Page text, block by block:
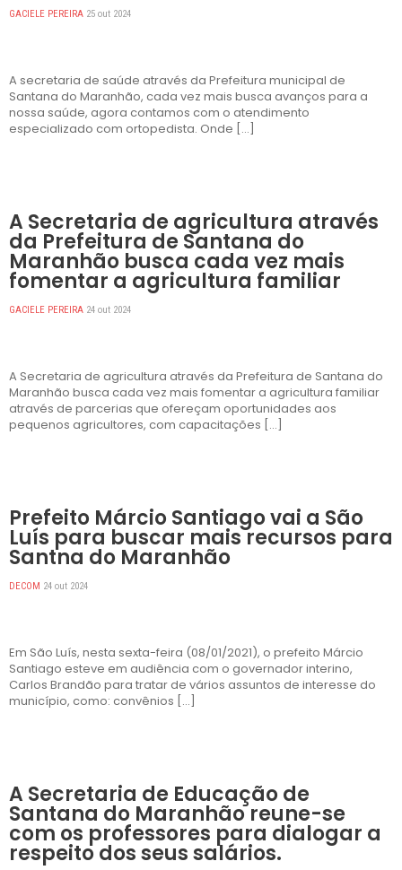
GACIELE PEREIRA 25 out 2024
A secretaria de saúde através da Prefeitura municipal de
Santana do Maranhão, cada vez mais busca avanços para a
nossa saúde, agora contamos com o atendimento
especializado com ortopedista. Onde […]
A Secretaria de agricultura através
da Prefeitura de Santana do
Maranhão busca cada vez mais
fomentar a agricultura familiar
GACIELE PEREIRA 24 out 2024
A Secretaria de agricultura através da Prefeitura de Santana do
Maranhão busca cada vez mais fomentar a agricultura familiar
através de parcerias que ofereçam oportunidades aos
pequenos agricultores, com capacitações […]
Prefeito Márcio Santiago vai a São
Luís para buscar mais recursos para
Santna do Maranhão
DECOM 24 out 2024
Em São Luís, nesta sexta-feira (08/01/2021), o prefeito Márcio
Santiago esteve em audiência com o governador interino,
Carlos Brandão para tratar de vários assuntos de interesse do
município, como: convênios […]
A Secretaria de Educação de
Santana do Maranhão reune-se
com os professores para dialogar a
respeito dos seus salários.